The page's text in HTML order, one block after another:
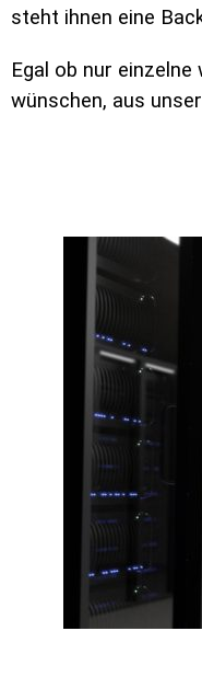
steht ihnen eine
Egal ob nur
wünschen, aus